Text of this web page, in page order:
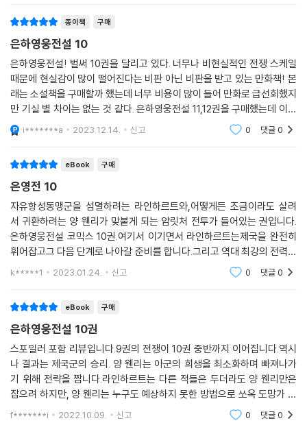
종이책 구매
은하영웅전설 10
은하영웅전설! 벌써 10권을 달리고 있다. 너무나 비현실적인 전쟁 스케일
때문에 현실감이 많이 떨어진다는 비판 아닌 비판을 받고 있는 만화책! 본
래는 소설책을 구매할까 했는데 너무 비용이 많이 들어 만화로 급선회했지
만 기실 별 차이는 없는 것 같다. 은하영웅전설 11,12권을 구매했는데 이제
다음 주 월요일에 도착할 예정이다. 나의 문화 라이프가 풍성해진다는 것
을 느낀다. 어
i*******a 2023.12.14. 신고 0 댓글0
eBook 구매
은영전 10
자유항성동맹군을 섬멸하려는 라인하르트와,어떻게든 조금이라도 살려
서 귀환하려는 양 웬리가 맞붙게 되는 암릿처 전투가 들어있는 권입니다.
은하영웅전설 코믹스 10권.여기서 이기면서 라인하르트는제국을 완전히
휘어잡고그 다음 단계로 나아갈 준비를 합니다.그리고 역대 최강의 전력을
바보같이 소모한 동맹은제국의 내란에서 아득을 취하지 못하고오히려 이
k*****1 2023.01.24. 신고 0 댓글0
eBook 구매
은하영웅전설 10권
스포일러 포함 리뷰입니다.9권의 전쟁이 10권 중반까지 이어집니다.역시
나 결과는 제국군의 승리. 양 웬리는 아군의 희생을 최소화하며 빠져나가
기 위해 전략을 짭니다.라인하르트는 다른 적들은 두더라도 양 웬리만은
잡으려 하지만, 양 웬리는 누구도 예상하지 못한 방법으로 쏘옥 도망가 버
리고, 라인하르트는 분개해 합니다. 어쨌든 암리처에서 대승 후 수도성 오
f*******i 2022.10.09. 신고 0 댓글0